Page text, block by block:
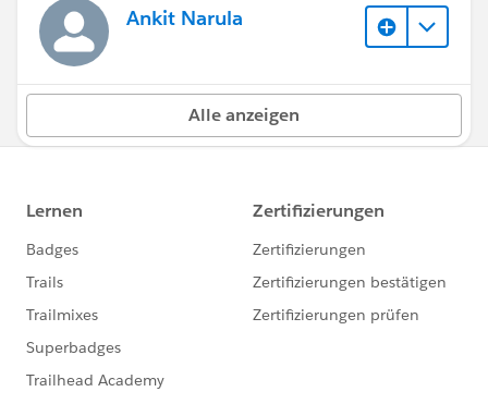
Ankit Narula
Alle anzeigen